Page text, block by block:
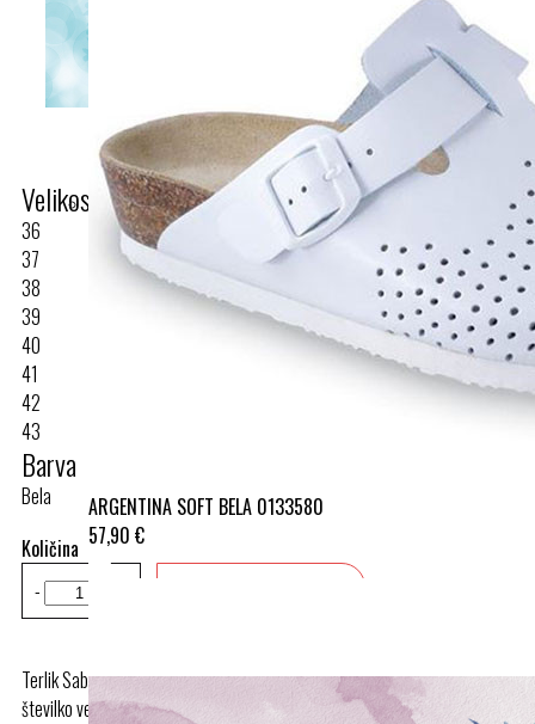
ARGENTINA SOFT BELA 0133580
57,90 €
Velikost
36
37
38
39
40
41
42
43
Barva
Bela
Količina
-
Terlik Sabo natikači so manjši, zato za boljše prileganje priporočamo eno
številko večje.